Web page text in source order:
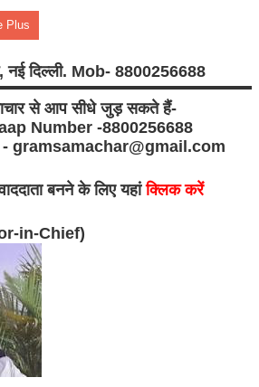
Plus
दिल्ली. Mob- 8800256688
से आप सीधे जुड़ सकते हैं-
Number -8800256688
gramsamachar@gmail.com
बनने के लिए यहांक्लिक करें
in-Chief)